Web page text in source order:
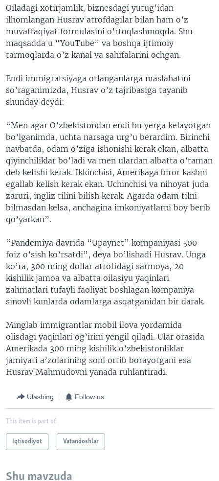
Oiladagi xotirjamlik, biznesdagi yutug’idan
ilhomlangan Husrav atrofdagilar bilan ham o’z
muvaffaqiyat formulasini o’rtoqlashmoqda. Shu
maqsadda u “YouTube” va boshqa ijtimoiy
tarmoqlarda o’z kanal va sahifalarini ochgan.
Endi immigratsiyaga otlanganlarga maslahatini
so’raganimizda, Husrav o’z tajribasiga tayanib
shunday deydi:
“Men agar O’zbekistondan endi bu yerga kelayotgan
bo’lganimda, uchta narsaga urg’u berardim. Birinchi
navbatda, odam o’ziga ishonishi kerak ekan, albatta
qiyinchiliklar bo’ladi va men ulardan albatta o’taman
deb kelishi kerak. Ikkinchisi, Amerikaga biror kasbni
egallab kelish kerak ekan. Uchinchisi va nihoyat juda
zaruri, ingliz tilini bilish kerak. Agarda odam tilni
bilmasdan kelsa, anchagina imkoniyatlarni boy berib
qo’yarkan”.
“Pandemiya davrida “Upaynet” kompaniyasi 500
foiz o’sish ko’rsatdi”, deya bo’lishadi Husrav. Unga
ko’ra, 300 ming dollar atrofidagi sarmoya, 20
kishilik jamoa va albatta oilasiyu yaqinlari
zahmatlari tufayli faoliyat boshlagan kompaniya
sinovli kunlarda odamlarga asqatganidan bir darak.
Minglab immigrantlar mobil ilova yordamida
olisdagi yaqinlari og’irini yengil qiladi. Ular orasida
Amerikada 300 ming kishilik o’zbekistonliklar
jamiyati a’zolarining soni ortib borayotgani esa
Husrav Mahmudovni yanada ruhlantiradi.
Ulashing Follow us
This item is part of
Iqtisodiyot Vatandoshlar
Shu mavzuda